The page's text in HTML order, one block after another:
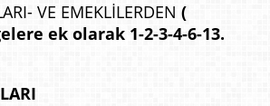
VE EMEKLİLERDEN (
ek olarak 1-2-3-4-6-13.